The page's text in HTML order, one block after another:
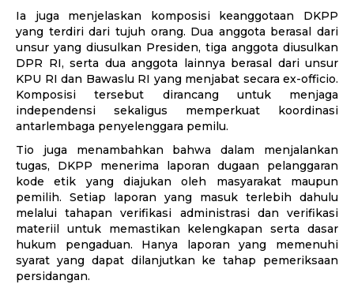
Ia juga menjelaskan komposisi keanggotaan DKPP
yang terdiri dari tujuh orang. Dua anggota berasal dari
unsur yang diusulkan Presiden, tiga anggota diusulkan
DPR RI, serta dua anggota lainnya berasal dari unsur
KPU RI dan Bawaslu RI yang menjabat secara ex-officio.
Komposisi tersebut dirancang untuk menjaga
independensi sekaligus memperkuat koordinasi
antarlembaga penyelenggara pemilu.
Tio juga menambahkan bahwa dalam menjalankan
tugas, DKPP menerima laporan dugaan pelanggaran
kode etik yang diajukan oleh masyarakat maupun
pemilih. Setiap laporan yang masuk terlebih dahulu
melalui tahapan verifikasi administrasi dan verifikasi
materiil untuk memastikan kelengkapan serta dasar
hukum pengaduan. Hanya laporan yang memenuhi
syarat yang dapat dilanjutkan ke tahap pemeriksaan
persidangan.